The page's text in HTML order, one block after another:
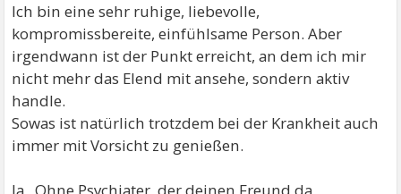
Ich bin eine sehr ruhige, liebevolle,
kompromissbereite, einfühlsame Person. Aber
irgendwann ist der Punkt erreicht, an dem ich mir
nicht mehr das Elend mit ansehe, sondern aktiv
handle.
Sowas ist natürlich trotzdem bei der Krankheit auch
immer mit Vorsicht zu genießen.